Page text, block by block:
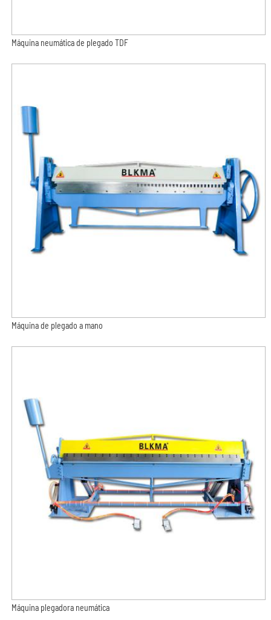
Máquina neumática de plegado TDF
Máquina de plegado a mano
Máquina plegadora neumática